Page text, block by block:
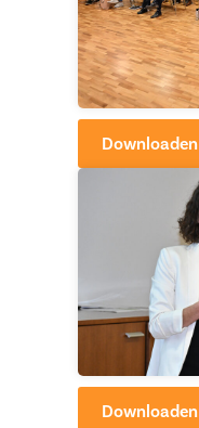
Downloaden
Downloaden